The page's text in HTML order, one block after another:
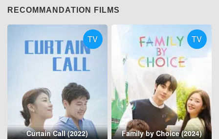
RECOMMANDATION FILMS
TV
Curtain Call (2022)
TV
Family by Choice (2024)